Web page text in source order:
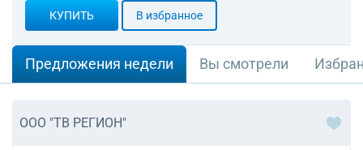
КУПИТЬ В избранное
Предложения недели Вы смотрели
ООО "ТВ РЕГИОН"